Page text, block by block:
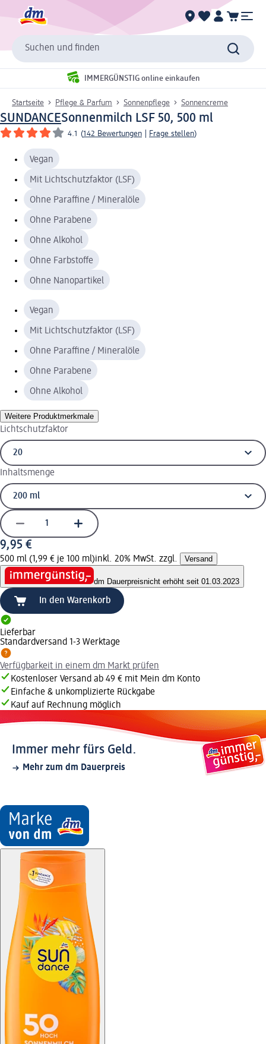
Suchen und finden
IMMERGÜNSTIG online einkaufen
Startseite Pflege & Parfum Sonnenpflege Sonnencreme
SUNDANCESonnenmilch LSF 50, 500 ml
4.1 (142 Bewertungen Frage stellen)
Vegan
Mit Lichtschutzfaktor (LSF)
Ohne Paraffine / Mineralöle
Ohne Parabene
Ohne Alkohol
Ohne Farbstoffe
Ohne Nanopartikel
Vegan
Mit Lichtschutzfaktor (LSF)
Ohne Paraffine / Mineralöle
Ohne Parabene
Ohne Alkohol
Weitere Produktmerkmale
Lichtschutzfaktor
Inhaltsmenge
9,95 €
500 ml (1,99 € je 100 ml)inkl. 20% MwSt. zzgl. Versand
dm Dauerpreisnicht erhöht seit 01.03.2023
In den Warenkorb
Lieferbar
Standardversand 1-3 Werktage
Verfügbarkeit in einem dm Markt prüfen
Kostenloser Versand ab 49 € mit Mein dm Konto
Einfache & unkomplizierte Rückgabe
Kauf auf Rechnung möglich
Immer mehr fürs Geld.
Mehr zum dm Dauerpreis